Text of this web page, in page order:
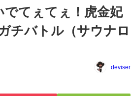
でてぇてぇ！虎金妃
チバトル（サウナロ
deviser